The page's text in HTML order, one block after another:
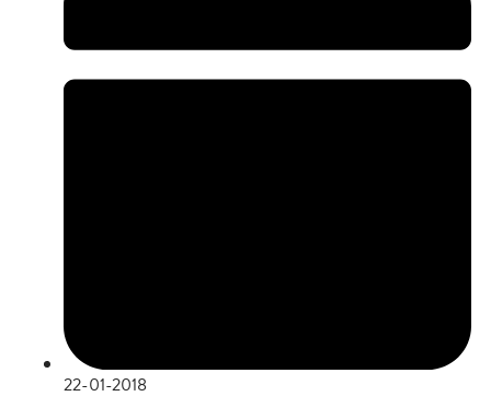
22-01-2018